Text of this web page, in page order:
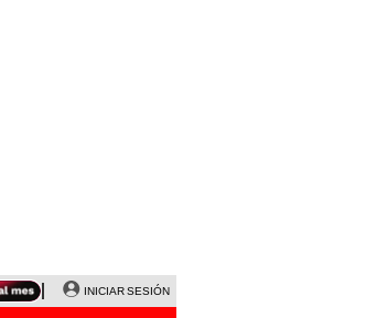
SALDAÑA LA BELLA LUZ
INICIAR SESIÓN